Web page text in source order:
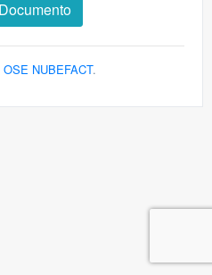
OSE NUBEFACT.